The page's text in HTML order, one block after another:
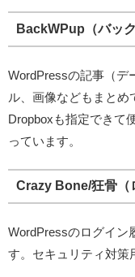
BackWPup（バック
WordPressの記事（デ
ル、画像などもまとめ
Dropboxも指定できて
っています。
Crazy Bone/狂骨（
WordPressのログイン
す。セキュリティ対策